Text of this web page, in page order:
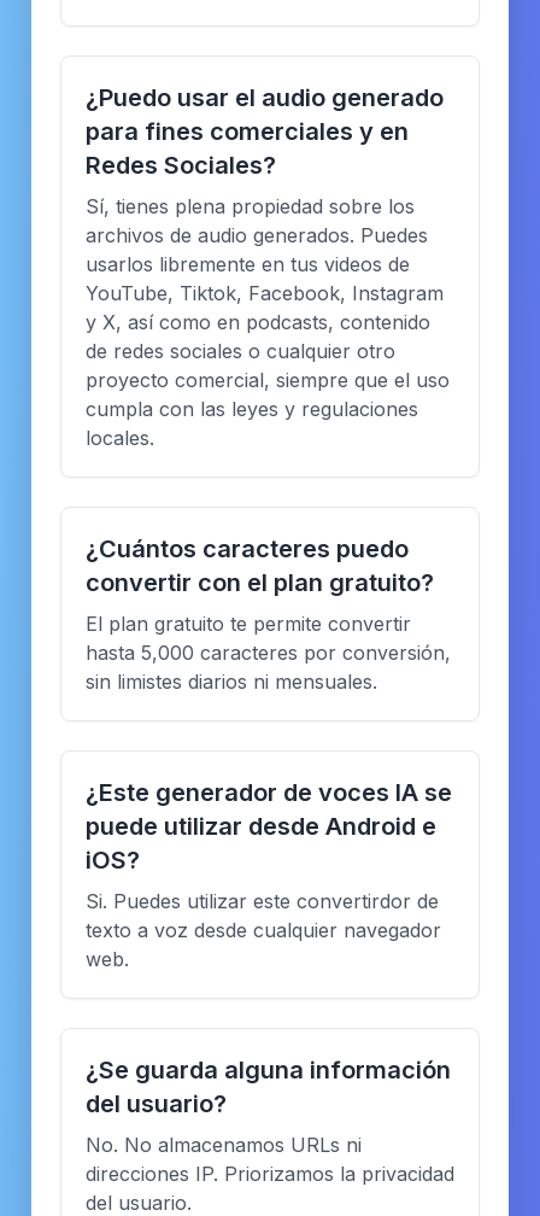
¿Puedo usar el audio generado
para fines comerciales y en
Redes Sociales?
Sí, tienes plena propiedad sobre los
archivos de audio generados. Puedes
usarlos libremente en tus videos de
YouTube, Tiktok, Facebook, Instagram
y X, así como en podcasts, contenido
de redes sociales o cualquier otro
proyecto comercial, siempre que el uso
cumpla con las leyes y regulaciones
locales.
¿Cuántos caracteres puedo
convertir con el plan gratuito?
El plan gratuito te permite convertir
hasta 5,000 caracteres por conversión,
sin limistes diarios ni mensuales.
¿Este generador de voces IA se
puede utilizar desde Android e
iOS?
Si. Puedes utilizar este convertirdor de
texto a voz desde cualquier navegador
web.
¿Se guarda alguna información
del usuario?
No. No almacenamos URLs ni
direcciones IP. Priorizamos la privacidad
del usuario.